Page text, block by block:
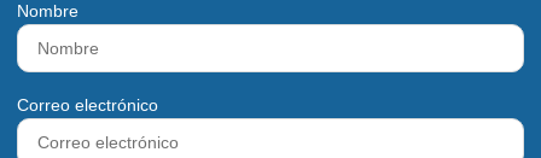
Nombre
Correo electrónico